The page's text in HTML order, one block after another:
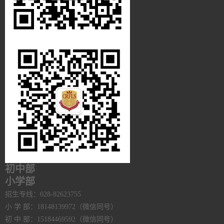
初中部
小学部
招生专线：028-82623755
小 学 部：18148139972（微信同号）
初 中 部：15184469592（微信同号）